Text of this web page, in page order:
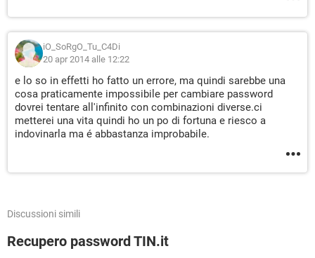
iO_SoRgO_Tu_C4Di
20 apr 2014 alle 12:22
e lo so in effetti ho fatto un errore, ma quindi sarebbe una
cosa praticamente impossibile per cambiare password
dovrei tentare all'infinito con combinazioni diverse.ci
metterei una vita quindi ho un po di fortuna e riesco a
indovinarla ma é abbastanza improbabile.
Discussioni simili
Recupero password TIN.it